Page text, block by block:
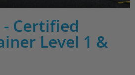
- Certified
Level 1 &